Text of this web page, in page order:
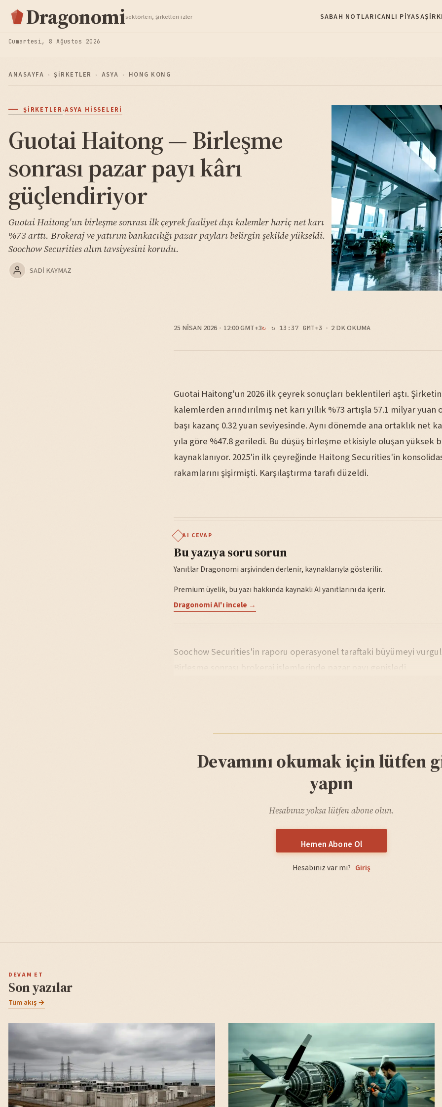
Dragonomisektörleri, şirketleri izler SABAH NOTLARICANLI PIYASA
Cumartesi, 8 Ağustos 2026
ANASAYFA › ŞIRKETLER › ASYA › HONG KONG
ŞIRKETLER·ASYA HISSELERI
Guotai Haitong — Birleşme
sonrası pazar payı kârı
güçlendiriyor
Guotai Haitong'un birleşme sonrası ilk çeyrek faaliyet dışı kalemler hariç net karı
%73 arttı. Brokeraj ve yatırım bankacılığı pazar payları belirgin şekilde yükseldi.
Soochow Securities alım tavsiyesini korudu.
SADI KAYMAZ
25 NISAN 2026 12:00 GMT+3 ↻ 13:37 GMT+3 2 DK OKUMA
Guotai Haitong'un 2026 ilk çeyrek sonuçları beklentileri aştı. Şirketin
kalemlerden arındırılmış net karı yıllık %73 artışla 57.1 milyar yuan
başı kazanç 0.32 yuan seviyesinde. Aynı dönemde ana ortaklık net
yıla göre %47.8 geriledi. Bu düşüş birleşme etkisiyle oluşan yüksek
kaynaklanıyor. 2025'in ilk çeyreğinde Haitong Securities'in
rakamlarını şişirmişti. Karşılaştırma tarafı düzeldi.
AI CEVAP
Bu yazıya soru sorun
Yanıtlar Dragonomi arşivinden derlenir, kaynaklarıyla gösterilir.
Premium üyelik, bu yazı hakkında kaynaklı AI yanıtlarını da içerir.
Dragonomi AI'ı incele →
Soochow Securities'in raporu operasyonel taraftaki büyümeyi
Birleşme sonrası brokeraj işlemlerinde pazar payı genişledi.
Devamını okumak için lütfen
yapın
Hesabınız yoksa lütfen abone olun.
Hemen Abone Ol
Hesabınız var mı? Giriş
DEVAM ET
Son yazılar
Tüm akış →